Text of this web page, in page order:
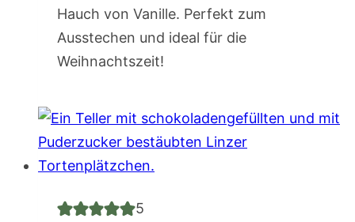
Hauch von Vanille. Perfekt zum
Ausstechen und ideal für die
Weihnachtszeit!
5